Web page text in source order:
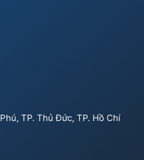
TP. Thủ Đức, TP. Hồ Chí